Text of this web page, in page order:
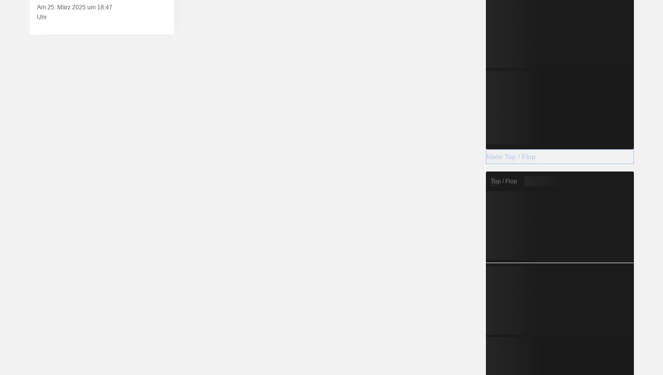
Am 25. März 2025 um 18:47
Uhr
Mehr Top / Flop
Top / Flop